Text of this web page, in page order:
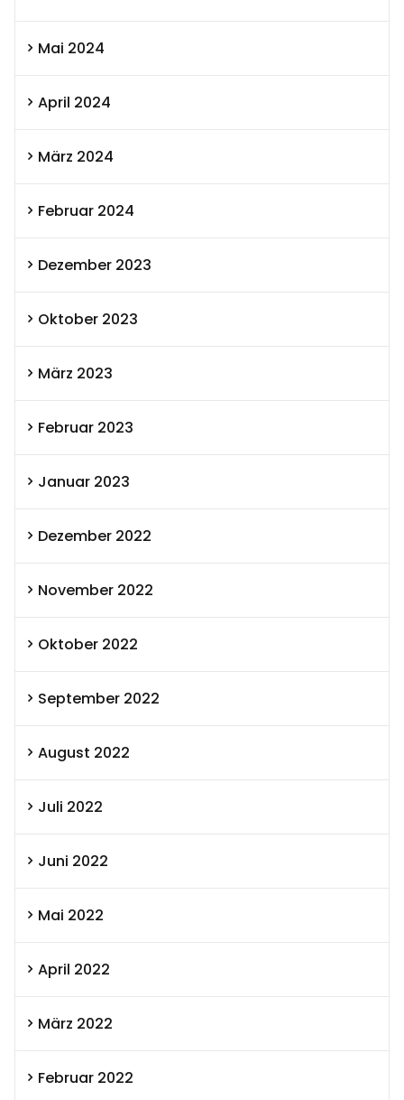
Mai 2024
April 2024
März 2024
Februar 2024
Dezember 2023
Oktober 2023
März 2023
Februar 2023
Januar 2023
Dezember 2022
November 2022
Oktober 2022
September 2022
August 2022
Juli 2022
Juni 2022
Mai 2022
April 2022
März 2022
Februar 2022